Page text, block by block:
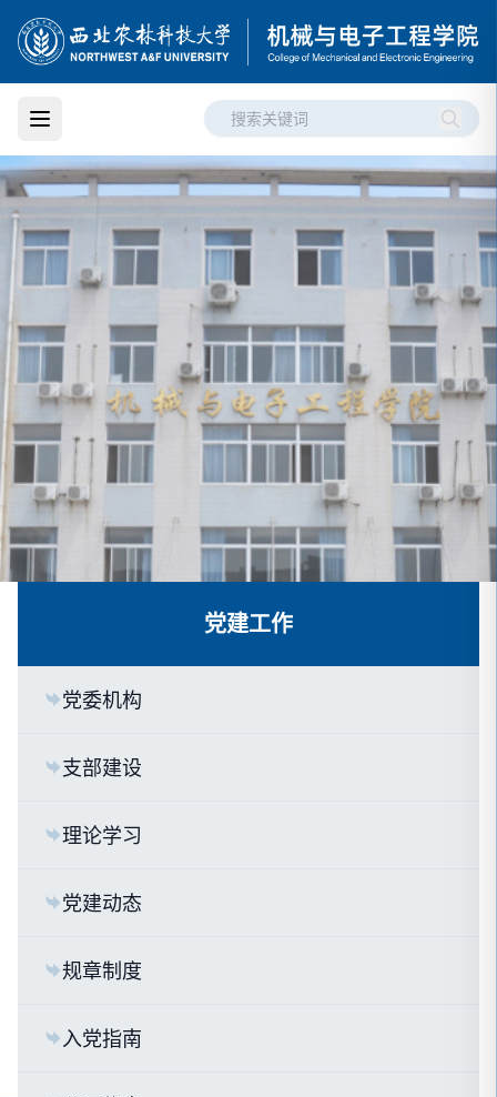
党建工作
党委机构
支部建设
理论学习
党建动态
规章制度
入党指南